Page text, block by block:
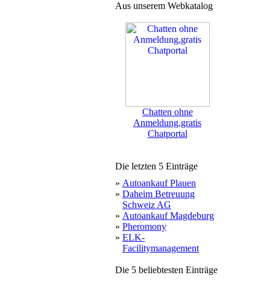
Aus unserem Webkatalog
Chatten ohne
Anmeldung,gratis
Chatportal
Die letzten 5 Einträge
» Autoankauf Plauen
» Daheim Betreuung
Schweiz AG
» Autoankauf Magdeburg
» Pheromony
» ELK-
Facilitymanagement
Die 5 beliebtesten Einträge